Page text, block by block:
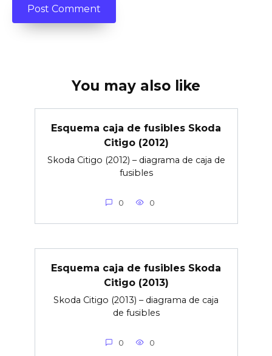
You may also like
Esquema caja de fusibles Skoda
Citigo (2012)
Skoda Citigo (2012) – diagrama de caja de
fusibles
0 0
Esquema caja de fusibles Skoda
Citigo (2013)
Skoda Citigo (2013) – diagrama de caja
de fusibles
0 0